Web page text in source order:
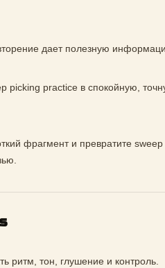
дает полезную
picking practice в спокойную,
фрагмент и превратите
ритм, тон, глушение и контроль.